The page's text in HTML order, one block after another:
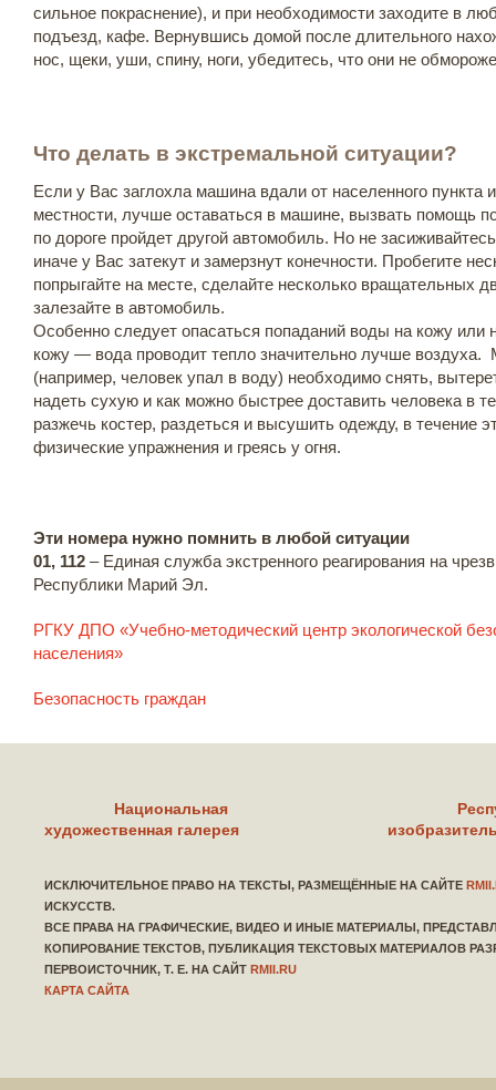
сильное покраснение), и при необходимости заходите в
подъезд, кафе. Вернувшись домой после длительного
нос, щеки, уши, спину, ноги, убедитесь, что они не
Что делать в экстремальной ситуации?
Если у Вас заглохла машина вдали от населенного пункта
местности, лучше оставаться в машине, вызвать помощь
по дороге пройдет другой автомобиль. Но не
иначе у Вас затекут и замерзнут конечности. Пробегите
попрыгайте на месте, сделайте несколько вращательных
залезайте в автомобиль.
Особенно следует опасаться попаданий воды на кожу
кожу — вода проводит тепло значительно лучше
(например, человек упал в воду) необходимо снять,
надеть сухую и как можно быстрее доставить человека в
разжечь костер, раздеться и высушить одежду, в течение
физические упражнения и греясь у огня.
Эти номера нужно помнить в любой ситуации
01, 112 – Единая служба экстренного реагирования на
Республики Марий Эл.
РГКУ ДПО «Учебно-методический центр экологической
населения»
Безопасность граждан
Национальная
художественная галерея
ИСКЛЮЧИТЕЛЬНОЕ ПРАВО НА ТЕКСТЫ, РАЗМЕЩЁННЫЕ НА САЙТЕ
ИСКУССТВ.
ВСЕ ПРАВА НА ГРАФИЧЕСКИЕ, ВИДЕО И ИНЫЕ МАТЕРИАЛЫ,
КОПИРОВАНИЕ ТЕКСТОВ, ПУБЛИКАЦИЯ ТЕКСТОВЫХ МАТЕРИАЛОВ
ПЕРВОИСТОЧНИК, Т. Е. НА САЙТ RMII.RU
КАРТА САЙТА